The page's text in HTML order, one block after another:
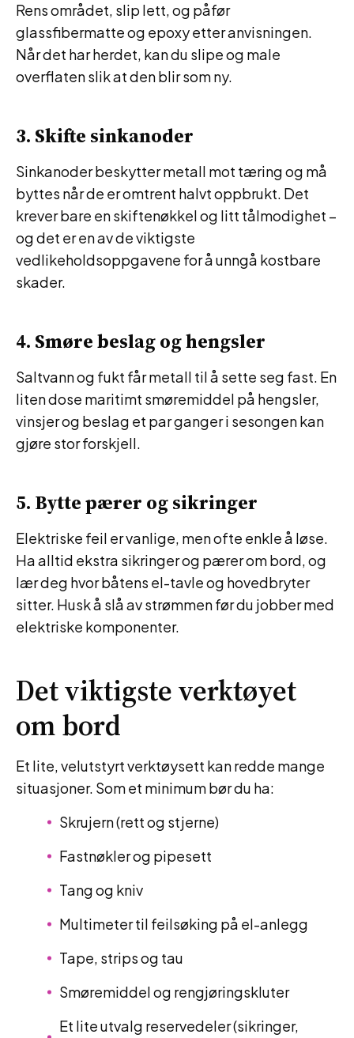
Rens området, slip lett, og påfør
glassfibermatte og epoxy etter anvisningen.
Når det har herdet, kan du slipe og male
overflaten slik at den blir som ny.
3. Skifte sinkanoder
Sinkanoder beskytter metall mot tæring og må
byttes når de er omtrent halvt oppbrukt. Det
krever bare en skiftenøkkel og litt tålmodighet –
og det er en av de viktigste
vedlikeholdsoppgavene for å unngå kostbare
skader.
4. Smøre beslag og hengsler
Saltvann og fukt får metall til å sette seg fast. En
liten dose maritimt smøremiddel på hengsler,
vinsjer og beslag et par ganger i sesongen kan
gjøre stor forskjell.
5. Bytte pærer og sikringer
Elektriske feil er vanlige, men ofte enkle å løse.
Ha alltid ekstra sikringer og pærer om bord, og
lær deg hvor båtens el-tavle og hovedbryter
sitter. Husk å slå av strømmen før du jobber med
elektriske komponenter.
Det viktigste verktøyet
om bord
Et lite, velutstyrt verktøysett kan redde mange
situasjoner. Som et minimum bør du ha:
Skrujern (rett og stjerne)
Fastnøkler og pipesett
Tang og kniv
Multimeter til feilsøking på el-anlegg
Tape, strips og tau
Smøremiddel og rengjøringskluter
Et lite utvalg reservedeler (sikringer,